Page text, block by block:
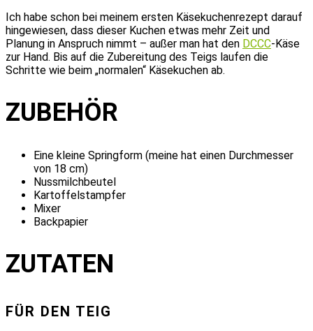
Ich habe schon bei meinem ersten Käsekuchenrezept darauf
hingewiesen, dass dieser Kuchen etwas mehr Zeit und
Planung in Anspruch nimmt – außer man hat den DCCC-Käse
zur Hand. Bis auf die Zubereitung des Teigs laufen die
Schritte wie beim „normalen“ Käsekuchen ab.
ZUBEHÖR
Eine kleine Springform (meine hat einen Durchmesser
von 18 cm)
Nussmilchbeutel
Kartoffelstampfer
Mixer
Backpapier
ZUTATEN
FÜR DEN TEIG